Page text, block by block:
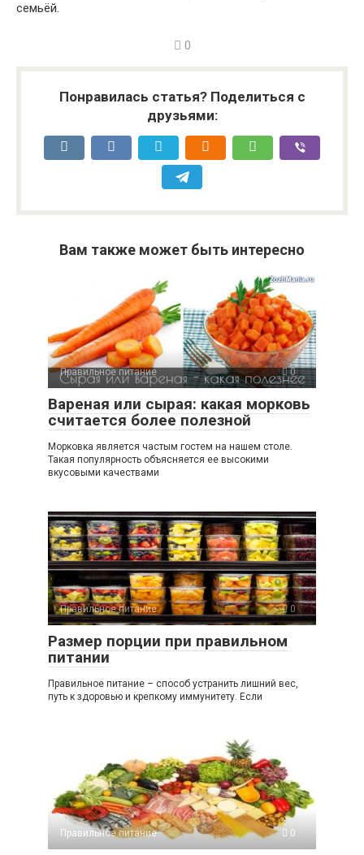
семьёй.
0
Понравилась статья? Поделиться с
друзьями:
Вам также может быть интересно
Правильное питание 0
Вареная или сырая: какая морковь
считается более полезной
Морковка является частым гостем на нашем столе.
Такая популярность объясняется ее высокими
вкусовыми качествами
Правильное питание 0
Размер порции при правильном
питании
Правильное питание – способ устранить лишний вес,
путь к здоровью и крепкому иммунитету. Если
Правильное питание 0